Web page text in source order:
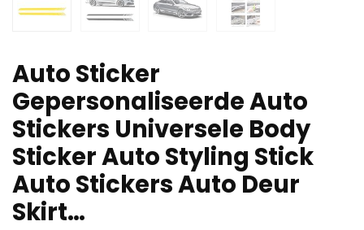
Auto Sticker
Gepersonaliseerde Auto
Stickers Universele Body
Sticker Auto Styling Stick
Auto Stickers Auto Deur
Skirt…